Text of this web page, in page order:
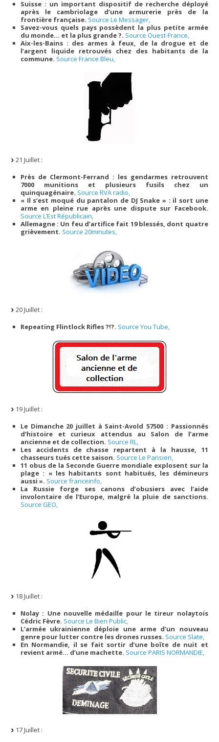
Suisse : un important dispositif de recherche déployé
après le cambriolage d’une armurerie près de la
frontière française. Source Le Messager,
Savez-vous quels pays possèdent la plus petite armée
du monde… et la plus grande ?. Source Ouest-France,
Aix-les-Bains : des armes à feux, de la drogue et de
l’argent liquide retrouvés chez des habitants de la
commune. Source France Bleu,
21 Juillet :
Près de Clermont-Ferrand : les gendarmes retrouvent
7000 munitions et plusieurs fusils chez un
quinquagénaire. Source RVA radio,
« Il s’est moqué du pantalon de DJ Snake » : il sort une
arme en pleine rue après une dispute sur Facebook.
Source L’Est Républicain,
Allemagne : Un feu d’artifice fait 19 blessés, dont quatre
grièvement. Source 20minutes,
20 Juillet :
Repeating Flintlock Rifles ?!?. Source You Tube,
19 Juillet :
Le Dimanche 20 juillet à Saint-Avold 57500 : Passionnés
d’histoire et curieux attendus au Salon de l’arme
ancienne et de collection. Source RL,
Les accidents de chasse repartent à la hausse, 11
chasseurs tués cette saison. Source Le Parisien,
11 obus de la Seconde Guerre mondiale explosent sur la
plage : « les habitants sont habitués, les démineurs
aussi ». Source franceinfo,
La Russie forge ses canons d’obusiers avec l’aide
involontaire de l’Europe, malgré la pluie de sanctions.
Source GEO,
18 Juillet :
Nolay : Une nouvelle médaille pour le tireur nolaytois
Cédric Fèvre. Source Le Bien Public,
L’armée ukrainienne déploie une arme d’un nouveau
genre pour lutter contre les drones russes. Source Slate,
En Normandie, il se fait sortir d’une boîte de nuit et
revient armé… d’une machette. Source PARIS NORMANDIE,
17 Juillet :